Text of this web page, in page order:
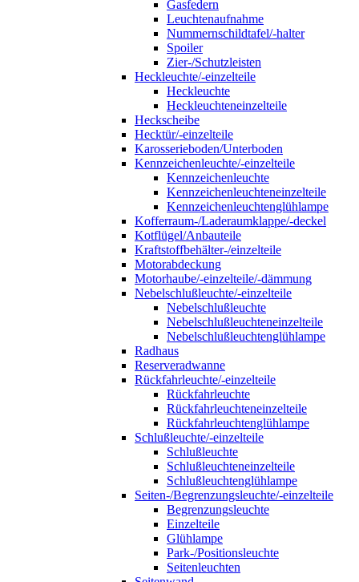
Gasfedern
Leuchtenaufnahme
Nummernschildtafel/-halter
Spoiler
Zier-/Schutzleisten
Heckleuchte/-einzelteile
Heckleuchte
Heckleuchteneinzelteile
Heckscheibe
Hecktür/-einzelteile
Karosserieboden/Unterboden
Kennzeichenleuchte/-einzelteile
Kennzeichenleuchte
Kennzeichenleuchteneinzelteile
Kennzeichenleuchtenglühlampe
Kofferraum-/Laderaumklappe/-deckel
Kotflügel/Anbauteile
Kraftstoffbehälter-/einzelteile
Motorabdeckung
Motorhaube/-einzelteile/-dämmung
Nebelschlußleuchte/-einzelteile
Nebelschlußleuchte
Nebelschlußleuchteneinzelteile
Nebelschlußleuchtenglühlampe
Radhaus
Reserveradwanne
Rückfahrleuchte/-einzelteile
Rückfahrleuchte
Rückfahrleuchteneinzelteile
Rückfahrleuchtenglühlampe
Schlußleuchte/-einzelteile
Schlußleuchte
Schlußleuchteneinzelteile
Schlußleuchtenglühlampe
Seiten-/Begrenzungsleuchte/-einzelteile
Begrenzungsleuchte
Einzelteile
Glühlampe
Park-/Positionsleuchte
Seitenleuchten